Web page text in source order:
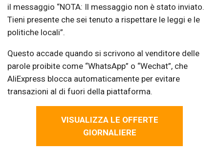
il messaggio “NOTA: Il messaggio non è stato inviato.
Tieni presente che sei tenuto a rispettare le leggi e le
politiche locali”.
Questo accade quando si scrivono al venditore delle
parole proibite come “WhatsApp” o “Wechat”, che
AliExpress blocca automaticamente per evitare
transazioni al di fuori della piattaforma.
VISUALIZZA LE OFFERTE
GIORNALIERE